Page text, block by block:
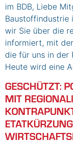
im BDB, Liebe
Baustoffindustrie
wir Sie über die
informiert, mit
die für uns in der
Heute wird eine
GESCHÜTZT:
MIT